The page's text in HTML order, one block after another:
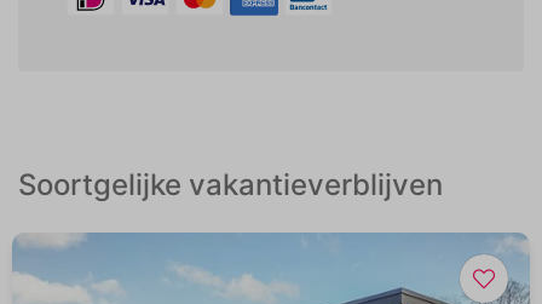
Soortgelijke vakantieverblijven